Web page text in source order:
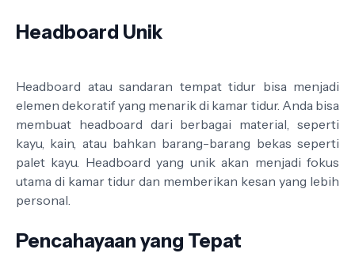
Headboard Unik
Headboard atau sandaran tempat tidur bisa menjadi
elemen dekoratif yang menarik di kamar tidur. Anda bisa
membuat headboard dari berbagai material, seperti
kayu, kain, atau bahkan barang-barang bekas seperti
palet kayu. Headboard yang unik akan menjadi fokus
utama di kamar tidur dan memberikan kesan yang lebih
personal.
Pencahayaan yang Tepat